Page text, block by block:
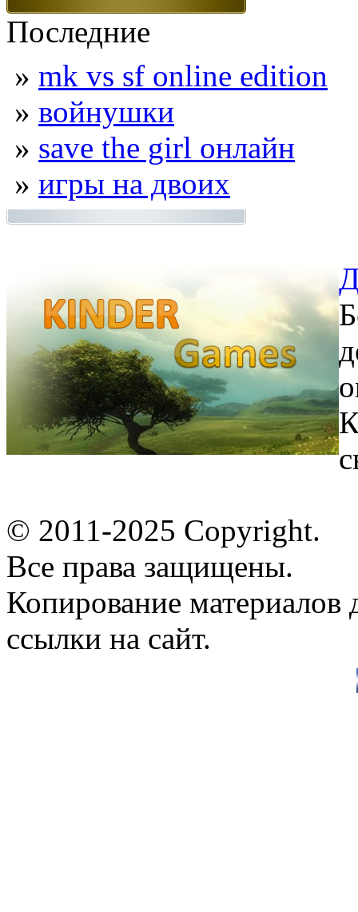
Последние
» mk vs sf online edition
» войнушки
» save the girl онлайн
» игры на двоих
© 2011-2025 Copyright.
Все права защищены.
Копирование материалов
ссылки на сайт.